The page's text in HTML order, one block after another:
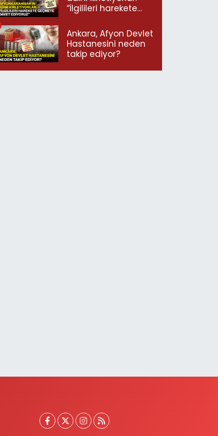
“İlgilileri harekete
ediyoruz”
Ankara, Afyon Devlet
Hastanesini neden
takip ediyor?